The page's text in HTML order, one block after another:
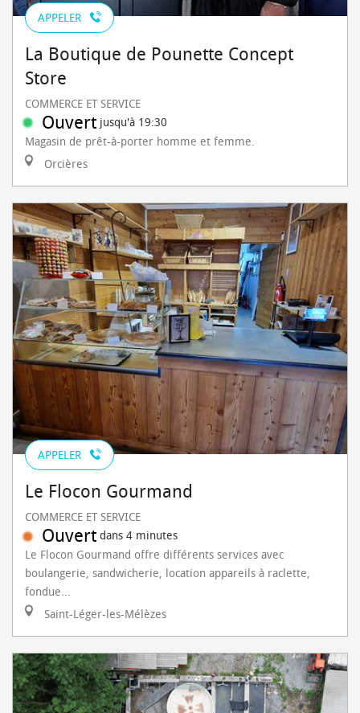
APPELER
La Boutique de Pounette Concept
Store
COMMERCE ET SERVICE
Ouvert jusqu'à 19:30
Magasin de prêt-à-porter homme et femme.
Orcières
APPELER
Le Flocon Gourmand
COMMERCE ET SERVICE
Ouvert dans 4 minutes
Le Flocon Gourmand offre différents services avec
boulangerie, sandwicherie, location appareils à raclette,
fondue...
Saint-Léger-les-Mélèzes